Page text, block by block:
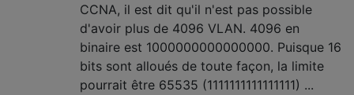
CCNA, il est dit qu'il n'est pas possible
d'avoir plus de 4096 VLAN. 4096 en
binaire est 1000000000000000. Puisque 16
bits sont alloués de toute façon, la limite
pourrait être 65535 (1111111111111111) ...